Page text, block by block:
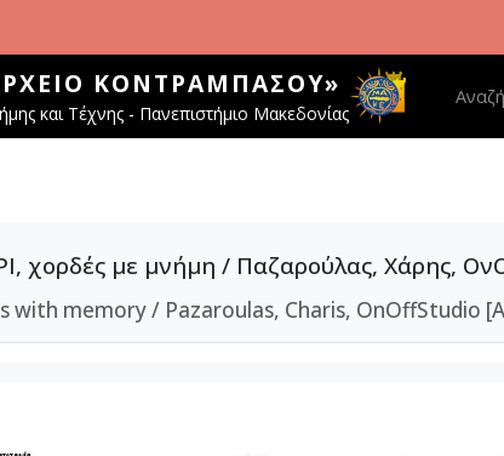
ΚΟΝΤΡΑΜΠΆΣΟΥ»
και Τέχνης - Πανεπιστήμιο Μακεδονίας
χορδές με μνήμη / Παζαρούλας, Χάρης,
memory / Pazaroulas, Charis, OnOffStudio